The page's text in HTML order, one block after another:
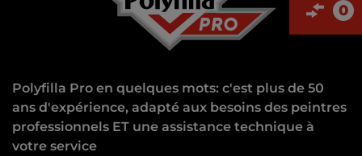
0
Polyfilla Pro en quelques mots: c'est plus de 50
ans d'expérience, adapté aux besoins des peintres
professionnels ET une assistance technique à
votre service